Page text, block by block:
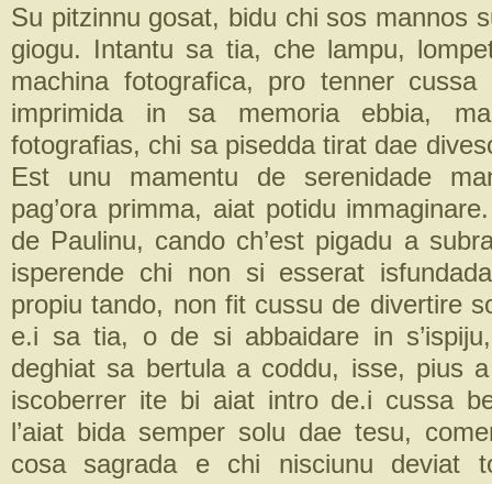
Su pitzinnu gosat, bidu chi sos mannos
giogu. Intantu sa tia, che lampu,
machina fotografica, pro tenner cussa
imprimida in sa memoria ebbia,
fotografias, chi sa pisedda tirat dae
Est unu mamentu de serenidade
pag’ora primma, aiat potidu
de Paulinu, cando ch’est pigadu a
isperende chi non si esserat
propiu tando, non fit cussu de divertire
e.i sa tia, o de si abbaidare in
deghiat sa bertula a coddu, isse, pius
iscoberrer ite bi aiat intro de.i cussa
l’aiat bida semper solu dae tesu,
cosa sagrada e chi nisciunu deviat